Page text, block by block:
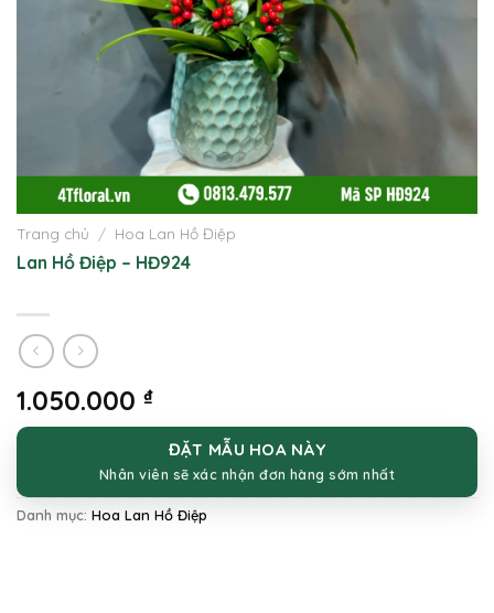
Trang chủ / Hoa Lan Hồ Điệp
Lan Hồ Điệp – HĐ924
1.050.000 ₫
ĐẶT MẪU HOA NÀY
Nhân viên sẽ xác nhận đơn hàng sớm nhất
Danh mục: Hoa Lan Hồ Điệp